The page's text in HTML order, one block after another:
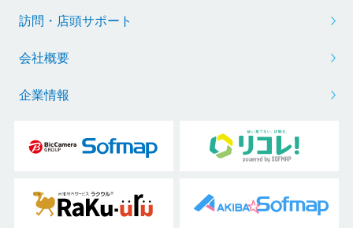
訪問・店頭サポート
会社概要
企業情報